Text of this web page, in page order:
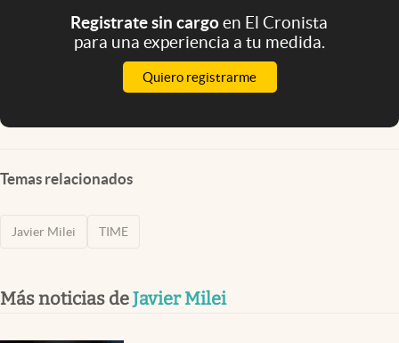
Registrate sin cargoen El Cronista
para una experiencia a tu medida.
Quiero registrarme
Temas relacionados
Javier Milei TIME
Más noticias deJavier Milei